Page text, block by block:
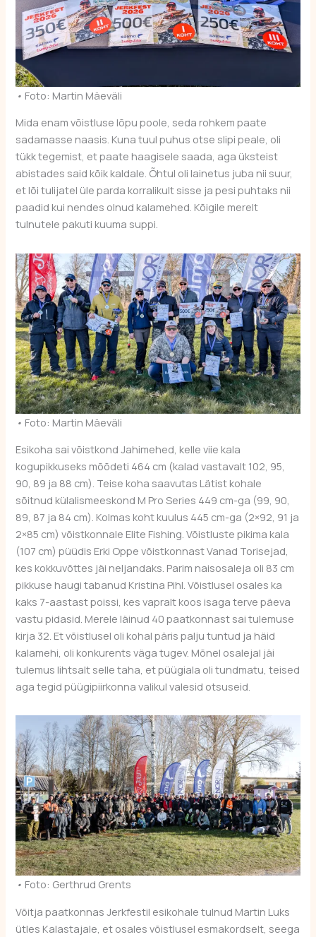
• Foto: Martin Mäeväli
Mida enam võistluse lõpu poole, seda rohkem paate
sadamasse naasis. Kuna tuul puhus otse slipi peale, oli
tükk tegemist, et paate haagisele saada, aga üksteist
abistades said kõik kaldale. Õhtul oli lainetus juba nii suur,
et lõi tulijatel üle parda korralikult sisse ja pesi puhtaks nii
paadid kui nendes olnud kalamehed. Kõigile merelt
tulnutele pakuti kuuma suppi.
• Foto: Martin Mäeväli
Esikoha sai võistkond Jahimehed, kelle viie kala
kogupikkuseks mõõdeti 464 cm (kalad vastavalt 102, 95,
90, 89 ja 88 cm). Teise koha saavutas Lätist kohale
sõitnud külalismeeskond M Pro Series 449 cm-ga (99, 90,
89, 87 ja 84 cm). Kolmas koht kuulus 445 cm-ga (2×92, 91 ja
2×85 cm) võistkonnale Elite Fishing. Võistluste pikima kala
(107 cm) püüdis Erki Oppe võistkonnast Vanad Torisejad,
kes kokkuvõttes jäi neljandaks. Parim naisosaleja oli 83 cm
pikkuse haugi tabanud Kristina Pihl. Võistlusel osales ka
kaks 7-aastast poissi, kes vapralt koos isaga terve päeva
vastu pidasid. Merele läinud 40 paatkonnast sai tulemuse
kirja 32. Et võistlusel oli kohal päris palju tuntud ja häid
kalamehi, oli konkurents väga tugev. Mõnel osalejal jäi
tulemus lihtsalt selle taha, et püügiala oli tundmatu, teised
aga tegid püügipiirkonna valikul valesid otsuseid.
• Foto: Gerthrud Grents
Võitja paatkonnas Jerkfestil esikohale tulnud Martin Luks
ütles Kalastajale, et osales võistlusel esmakordselt, seega